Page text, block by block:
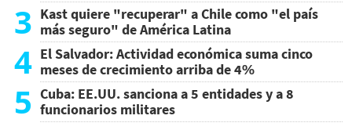
3 Kast quiere "recuperar" a Chile como "el país
más seguro" de América Latina
4 El Salvador: Actividad económica suma cinco
meses de crecimiento arriba de 4%
5 Cuba: EE.UU. sanciona a 5 entidades y a 8
funcionarios militares